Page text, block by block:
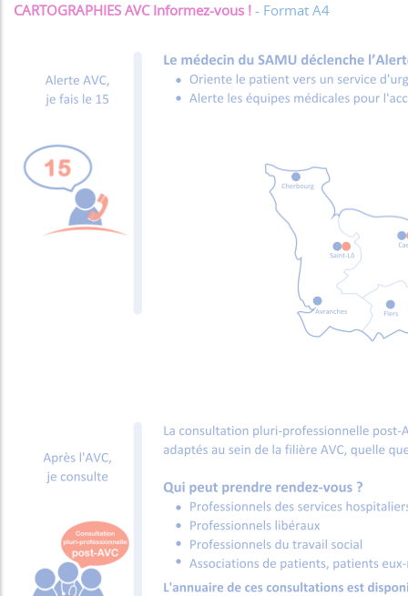
CARTOGRAPHIES AVC Informez-vous ! - Format A4